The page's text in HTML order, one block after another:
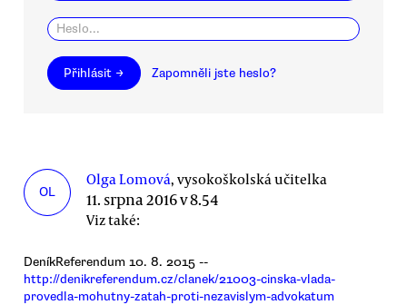
Přihlásit → Zapomněli jste heslo?
OL
Olga Lomová, vysokoškolská učitelka
11. srpna 2016 v 8.54
Viz také:
DeníkReferendum 10. 8. 2015 --
http://denikreferendum.cz/clanek/21003-cinska-vlada-
provedla-mohutny-zatah-proti-nezavislym-advokatum